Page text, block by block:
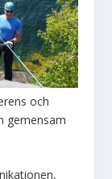
och
gemensam